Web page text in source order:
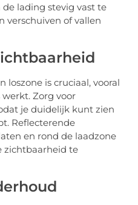
lading stevig vast te
verschuiven of vallen
loszone is cruciaal, vooral
werkt. Zorg voor
je duidelijk kunt zien
Reflecterende
en rond de laadzone
zichtbaarheid te